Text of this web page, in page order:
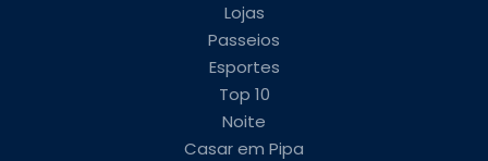
Lojas
Passeios
Esportes
Top 10
Noite
Casar em Pipa